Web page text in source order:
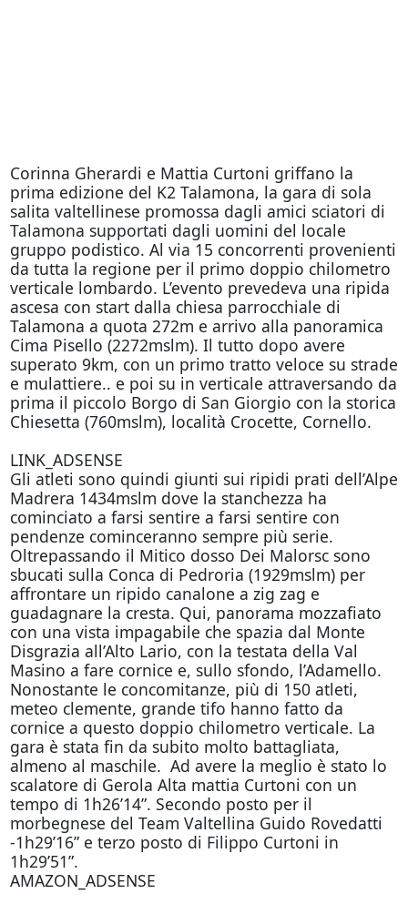
Corinna Gherardi e Mattia Curtoni griffano la
prima edizione del K2 Talamona, la gara di sola
salita valtellinese promossa dagli amici sciatori di
Talamona supportati dagli uomini del locale
gruppo podistico. Al via 15 concorrenti provenienti
da tutta la regione per il primo doppio chilometro
verticale lombardo. L’evento prevedeva una ripida
ascesa con start dalla chiesa parrocchiale di
Talamona a quota 272m e arrivo alla panoramica
Cima Pisello (2272mslm). Il tutto dopo avere
superato 9km, con un primo tratto veloce su strade
e mulattiere.. e poi su in verticale attraversando da
prima il piccolo Borgo di San Giorgio con la storica
Chiesetta (760mslm), località Crocette, Cornello.
LINK_ADSENSE
Gli atleti sono quindi giunti sui ripidi prati dell’Alpe
Madrera 1434mslm dove la stanchezza ha
cominciato a farsi sentire a farsi sentire con
pendenze cominceranno sempre più serie.
Oltrepassando il Mitico dosso Dei Malorsc sono
sbucati sulla Conca di Pedroria (1929mslm) per
affrontare un ripido canalone a zig zag e
guadagnare la cresta. Qui, panorama mozzafiato
con una vista impagabile che spazia dal Monte
Disgrazia all’Alto Lario, con la testata della Val
Masino a fare cornice e, sullo sfondo, l’Adamello.
Nonostante le concomitanze, più di 150 atleti,
meteo clemente, grande tifo hanno fatto da
cornice a questo doppio chilometro verticale. La
gara è stata fin da subito molto battagliata,
almeno al maschile. Ad avere la meglio è stato lo
scalatore di Gerola Alta mattia Curtoni con un
tempo di 1h26’14”. Secondo posto per il
morbegnese del Team Valtellina Guido Rovedatti
-1h29’16” e terzo posto di Filippo Curtoni in
1h29’51”.
AMAZON_ADSENSE